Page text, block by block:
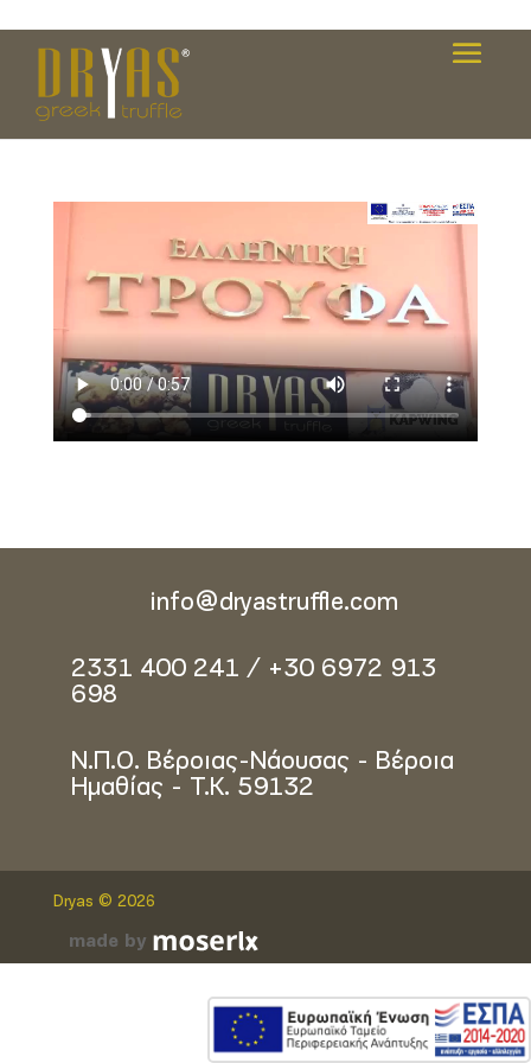
info@dryastruffle.com
2331 400 241 / +30 6972 913
698
Ν.Π.Ο. Βέροιας-Νάουσας - Βέροια
Ημαθίας - Τ.Κ. 59132
Dryas © 2026
made by